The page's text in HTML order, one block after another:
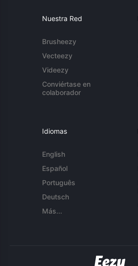
Nuestra Red
Brusheezy
Vecteezy
Videezy
Conviértase en
colaborador
Idiomas
English
Español
Português
Deutsch
Más...